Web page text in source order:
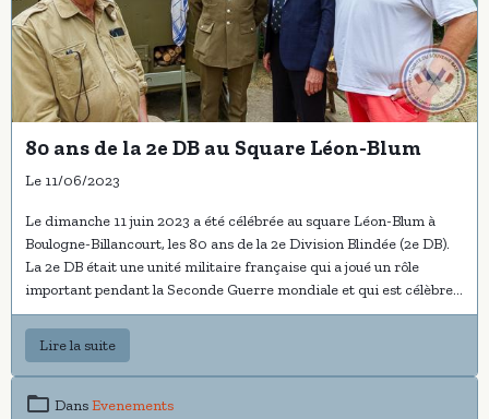
80 ans de la 2e DB au Square Léon-Blum
Le 11/06/2023
Le dimanche 11 juin 2023 a été célébrée au square Léon-Blum à
Boulogne-Billancourt, les 80 ans de la 2e Division Blindée (2e DB).
La 2e DB était une unité militaire française qui a joué un rôle
important pendant la Seconde Guerre mondiale et qui est célèbre
pour sa participation à la libération de Paris en 1944.Album photos
Lire la suite
DansEvenements